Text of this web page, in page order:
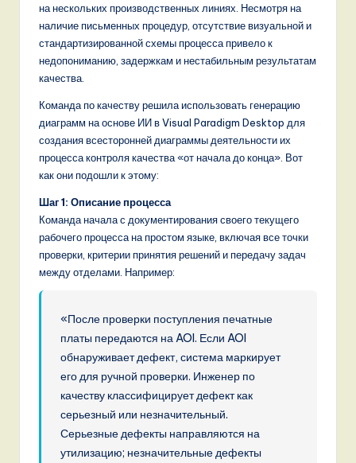
на нескольких производственных линиях. Несмотря на
наличие письменных процедур, отсутствие визуальной и
стандартизированной схемы процесса привело к
недопониманию, задержкам и нестабильным результатам
качества.
Команда по качеству решила использовать генерацию
диаграмм на основе ИИ в Visual Paradigm Desktop для
создания всесторонней диаграммы деятельности их
процесса контроля качества «от начала до конца». Вот
как они подошли к этому:
Шаг 1: Описание процесса
Команда начала с документирования своего текущего
рабочего процесса на простом языке, включая все точки
проверки, критерии принятия решений и передачу задач
между отделами. Например:
«После проверки поступления печатные
платы передаются на AOI. Если AOI
обнаруживает дефект, система маркирует
его для ручной проверки. Инженер по
качеству классифицирует дефект как
серьезный или незначительный.
Серьезные дефекты направляются на
утилизацию; незначительные дефекты